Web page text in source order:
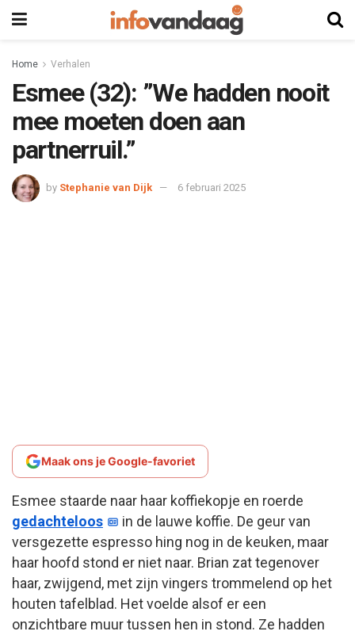
Home Verhalen
Esmee (32): ”We hadden nooit
mee moeten doen aan
partnerruil.”
by Stephanie van Dijk 6 februari 2025
Maak ons je Google-favoriet
Esmee staarde naar haar koffiekopje en roerde
gedachteloos
in de lauwe koffie. De geur van
versgezette espresso hing nog in de keuken, maar
haar hoofd stond er niet naar. Brian zat tegenover
haar, zwijgend, met zijn vingers trommelend op het
houten tafelblad. Het voelde alsof er een
onzichtbare muur tussen hen in stond. Ze hadden